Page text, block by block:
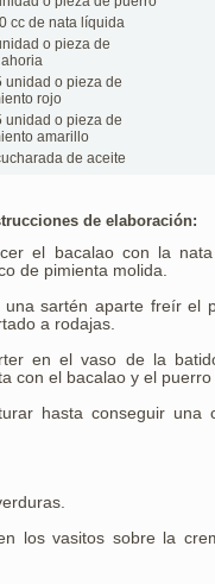
cc de nata líquida
o pieza de
unidad o pieza de
rojo
unidad o pieza de
amarillo
de aceite
de elaboración:
el bacalao con la
de pimienta molida.
una sartén aparte freír el
a rodajas.
en el vaso de la
con el bacalao y el
hasta conseguir una
los vasitos sobre la